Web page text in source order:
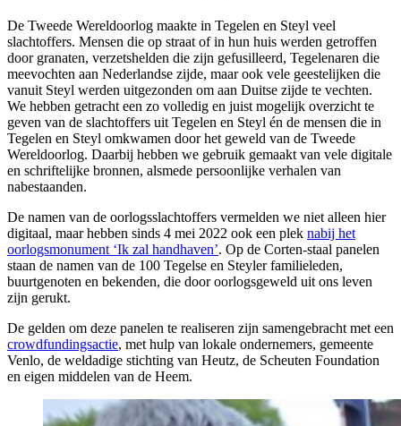
De Tweede Wereldoorlog maakte in Tegelen en Steyl veel
slachtoffers. Mensen die op straat of in hun huis werden getroffen
door granaten, verzetshelden die zijn gefusilleerd, Tegelenaren die
meevochten aan Nederlandse zijde, maar ook vele geestelijken die
vanuit Steyl werden uitgezonden om aan Duitse zijde te vechten.
We hebben getracht een zo volledig en juist mogelijk overzicht te
geven van de slachtoffers uit Tegelen en Steyl én de mensen die in
Tegelen en Steyl omkwamen door het geweld van de Tweede
Wereldoorlog. Daarbij hebben we gebruik gemaakt van vele digitale
en schriftelijke bronnen, alsmede persoonlijke verhalen van
nabestaanden.
De namen van de oorlogsslachtoffers vermelden we niet alleen hier
digitaal, maar hebben sinds 4 mei 2022 ook een plek nabij het
oorlogsmonument ‘Ik zal handhaven’. Op de Corten-staal panelen
staan de namen van de 100 Tegelse en Steyler familieleden,
buurtgenoten en bekenden, die door oorlogsgeweld uit ons leven
zijn gerukt.
De gelden om deze panelen te realiseren zijn samengebracht met een
crowdfundingsactie, met hulp van lokale ondernemers, gemeente
Venlo, de weldadige stichting van Heutz, de Scheuten Foundation
en eigen middelen van de Heem.